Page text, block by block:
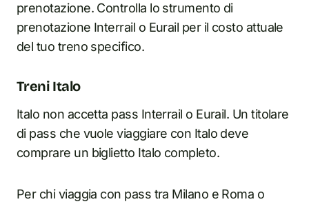
prenotazione. Controlla lo strumento di
prenotazione Interrail o Eurail per il costo attuale
del tuo treno specifico.
Treni Italo
Italo non accetta pass Interrail o Eurail. Un titolare
di pass che vuole viaggiare con Italo deve
comprare un biglietto Italo completo.
Per chi viaggia con pass tra Milano e Roma o